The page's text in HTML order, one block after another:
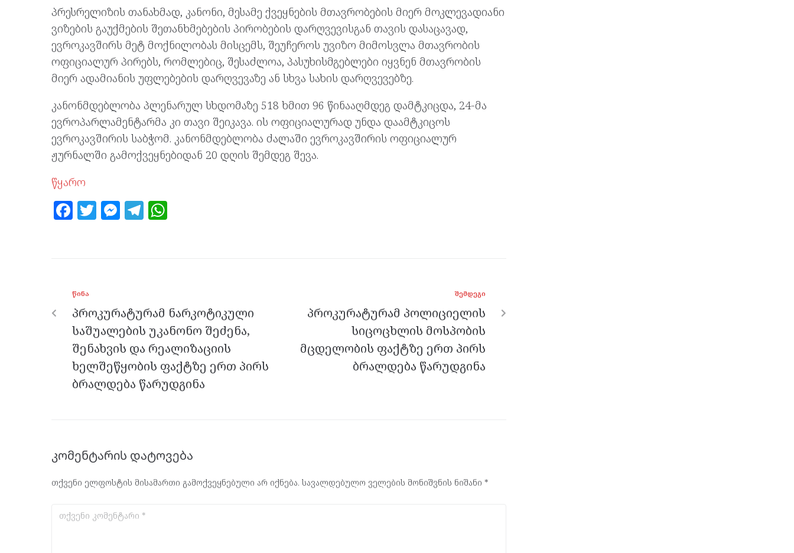
პრესრელიზის თანახმად, კანონი, მესამე ქვეყნების მთავრობების მიერ მოკლევადიანი
ვიზების გაუქმების შეთანხმებების პირობების დარღვევისგან თავის დასაცავად,
ევროკავშირს მეტ მოქნილობას მისცემს, შეუჩეროს უვიზო მიმოსვლა მთავრობის
ოფიციალურ პირებს, რომლებიც, შესაძლოა, პასუხისმგებლები იყვნენ მთავრობის
მიერ ადამიანის უფლებების დარღვევაზე ან სხვა სახის დარღვევებზე.
კანონმდებლობა პლენარულ სხდომაზე 518 ხმით 96 წინააღმდეგ დამტკიცდა, 24-მა
ევროპარლამენტარმა კი თავი შეიკავა. ის ოფიციალურად უნდა დაამტკიცოს
ევროკავშირის საბჭომ. კანონმდებლობა ძალაში ევროკავშირის ოფიციალურ
ჟურნალში გამოქვეყნებიდან 20 დღის შემდეგ შევა.
წყარო
F
o
o
k
T M
er
T
m p
p
ᲬᲘᲜᲐ
პროკურატურამ ნარკოტიკული
საშუალების უკანონო შეძენა,
შენახვის და რეალიზაციის
ხელშეწყობის ფაქტზე ერთ პირს
ბრალდება წარუდგინა
ᲨᲔᲛᲓᲔᲒᲘ
პროკურატურამ პოლიციელის
სიცოცხლის მოსპობის
მცდელობის ფაქტზე ერთ პირს
ბრალდება წარუდგინა
კომენტარის დატოვება
თქვენი ელფოსტის მისამართი გამოქვეყნებული არ იქნება. სავალდებულო ველების მონიშვნის ნიშანი *